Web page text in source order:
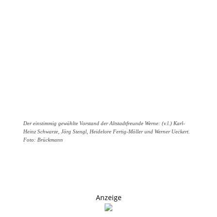
Der einstimmig gewählte Vorstand der Altstadtfreunde Werne: (v.l.) Karl-
Heinz Schwarze, Jörg Stengl, Heidelore Fertig-Möller und Werner Ueckert.
Foto: Brückmann
Anzeige